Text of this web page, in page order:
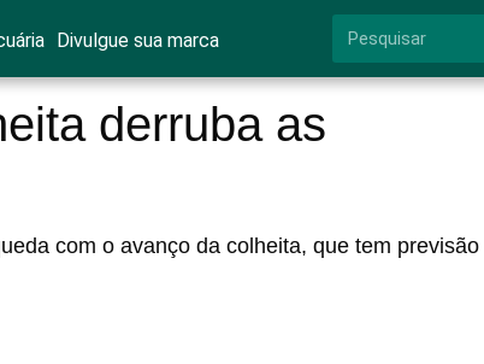
Divulgue sua marca
derruba as
com o avanço da colheita, que tem previsão